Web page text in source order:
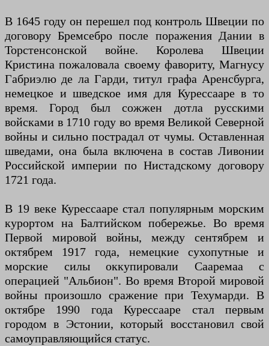
В 1645 году он перешел под контроль Швеции по
договору Бремсебро после поражения Дании в
Торстенсонской войне. Королева Швеции
Кристина пожаловала своему фавориту, Магнусу
Габриэлю де ла Гарди, титул графа Аренсбурга,
немецкое и шведское имя для Курессааре в то
время. Город был сожжен дотла русскими
войсками в 1710 году во время Великой Северной
войны и сильно пострадал от чумы. Оставленная
шведами, она была включена в состав Ливонии
Российской империи по Нистадскому договору
1721 года.
В 19 веке Курессааре стал популярным морским
курортом на Балтийском побережье. Во время
Первой мировой войны, между сентябрем и
октябрем 1917 года, немецкие сухопутные и
морские силы оккупировали Сааремаа с
операцией "Альбион". Во время Второй мировой
войны произошло сражение при Техумарди. В
октябре 1990 года Курессааре стал первым
городом в Эстонии, который восстановил свой
самоуправляющийся статус.